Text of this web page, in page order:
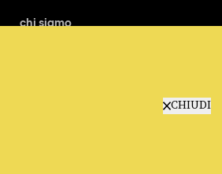
CHIUDI
chi siamo